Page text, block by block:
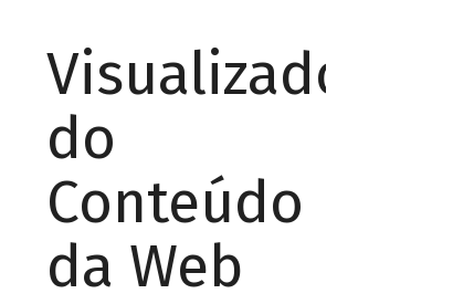
Visualizador
do
Conteúdo
da Web